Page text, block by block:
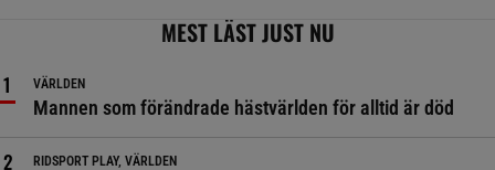
MEST LÄST JUST NU
VÄRLDEN
Mannen som förändrade hästvärlden för alltid är död
RIDSPORT PLAY, VÄRLDEN